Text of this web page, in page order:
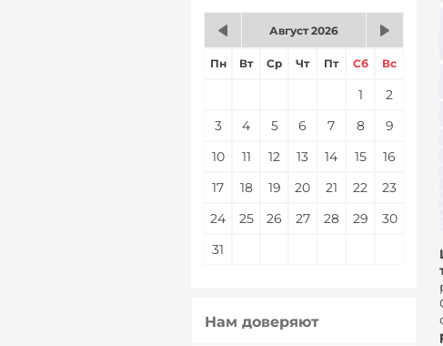
Август 2026
Пн Вт Ср Чт Пт Сб Вс
1
2
3
4 5 6 7 8
9
10
11 12 13 14 15
16
17
18 19 20 21 22
23
24
25 26 27 28 29
30
31
Нам доверяют